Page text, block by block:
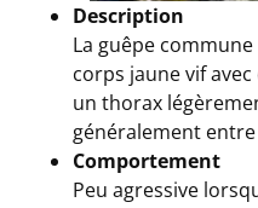
Description
La guêpe
corps jaune vif
un thorax
généralement
Comportement
Peu agressive